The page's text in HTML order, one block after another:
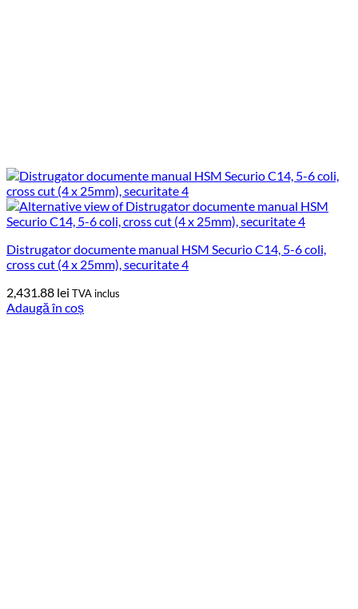
Distrugator documente manual HSM Securio C14, 5-6 coli,
cross cut (4 x 25mm), securitate 4
2,431.88 lei TVA inclus
Adaugă în coș